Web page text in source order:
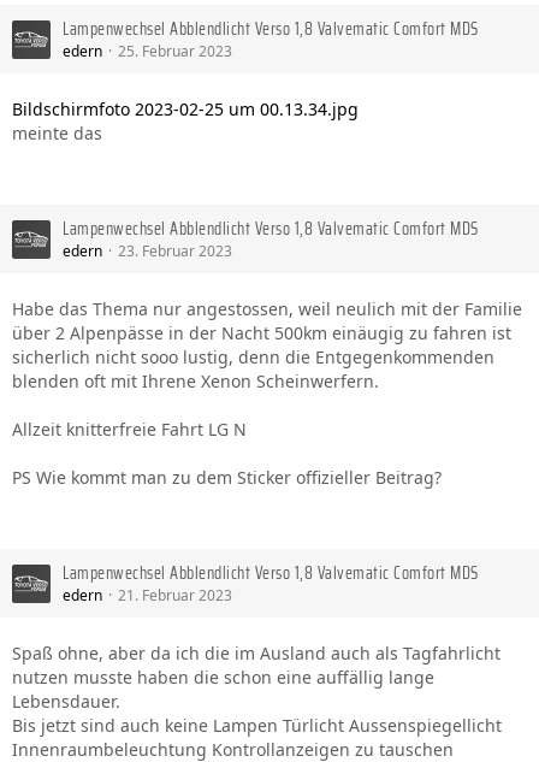
Lampenwechsel Abblendlicht Verso 1,8 Valvematic Comfort MDS
edern 25. Februar 2023
Bildschirm­foto 2023-02-25 um 00.13.34.jpg
meinte das
Lampenwechsel Abblendlicht Verso 1,8 Valvematic Comfort MDS
edern 23. Februar 2023
Habe das Thema nur angestossen, weil neulich mit der Familie
über 2 Alpenpässe in der Nacht 500km einäugig zu fahren ist
sicherlich nicht sooo lustig, denn die Entgegenkommenden
blenden oft mit Ihrene Xenon Scheinwerfern.
Allzeit knitterfreie Fahrt LG N
PS Wie kommt man zu dem Sticker offizieller Beitrag?
Lampenwechsel Abblendlicht Verso 1,8 Valvematic Comfort MDS
edern 21. Februar 2023
Spaß ohne, aber da ich die im Ausland auch als Tagfahrlicht
nutzen musste haben die schon eine auffällig lange
Lebensdauer.
Bis jetzt sind auch keine Lampen Türlicht Aussenspiegellicht
Innenraumbeleuchtung Kontrollanzeigen zu tauschen